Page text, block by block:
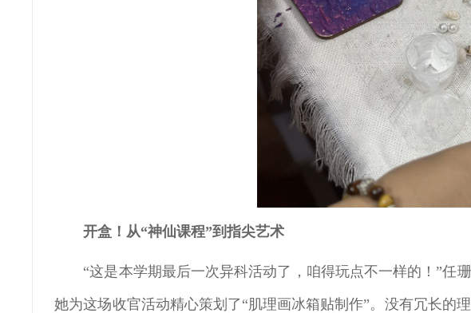
开盒 ！ 从“神仙课程”到指尖艺术
“这是本学期最后一次异科活动了，咱得玩点不一样的！”任
她为这场收官活动精心策划了“肌理画冰箱贴制作”。没有冗长的